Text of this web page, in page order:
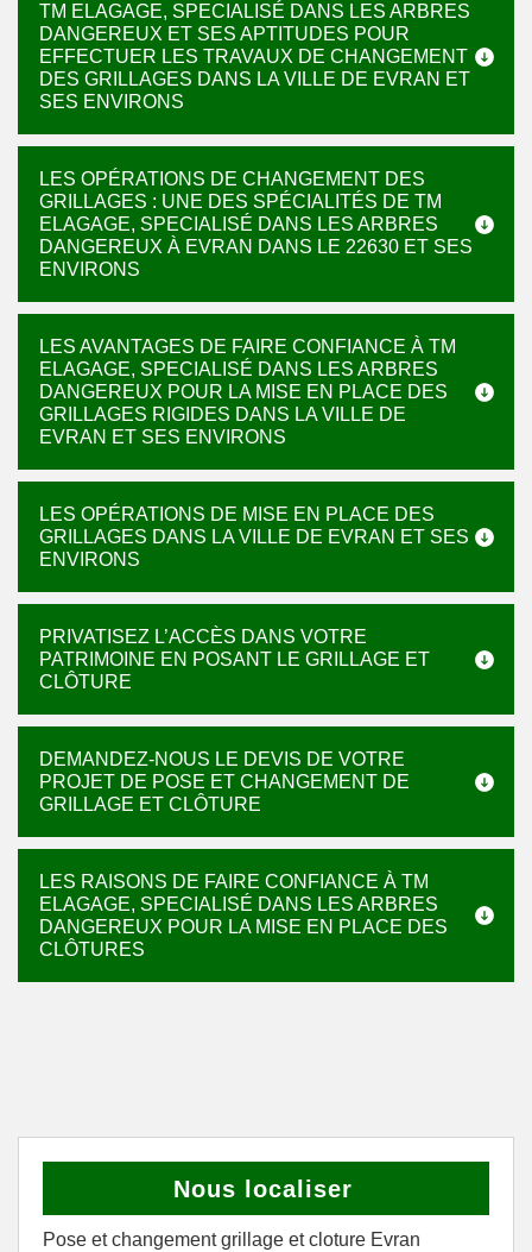
TM ELAGAGE, SPECIALISÉ DANS LES ARBRES
DANGEREUX ET SES APTITUDES POUR
EFFECTUER LES TRAVAUX DE CHANGEMENT
DES GRILLAGES DANS LA VILLE DE EVRAN ET
SES ENVIRONS
LES OPÉRATIONS DE CHANGEMENT DES
GRILLAGES : UNE DES SPÉCIALITÉS DE TM
ELAGAGE, SPECIALISÉ DANS LES ARBRES
DANGEREUX À EVRAN DANS LE 22630 ET SES
ENVIRONS
LES AVANTAGES DE FAIRE CONFIANCE À TM
ELAGAGE, SPECIALISÉ DANS LES ARBRES
DANGEREUX POUR LA MISE EN PLACE DES
GRILLAGES RIGIDES DANS LA VILLE DE
EVRAN ET SES ENVIRONS
LES OPÉRATIONS DE MISE EN PLACE DES
GRILLAGES DANS LA VILLE DE EVRAN ET SES
ENVIRONS
PRIVATISEZ L’ACCÈS DANS VOTRE
PATRIMOINE EN POSANT LE GRILLAGE ET
CLÔTURE
DEMANDEZ-NOUS LE DEVIS DE VOTRE
PROJET DE POSE ET CHANGEMENT DE
GRILLAGE ET CLÔTURE
LES RAISONS DE FAIRE CONFIANCE À TM
ELAGAGE, SPECIALISÉ DANS LES ARBRES
DANGEREUX POUR LA MISE EN PLACE DES
CLÔTURES
Nous localiser
Pose et changement grillage et cloture Evran